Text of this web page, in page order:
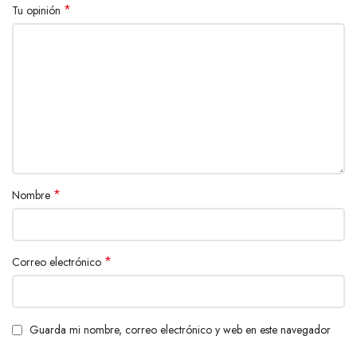
Tu opinión *
Nombre *
Correo electrónico *
Guarda mi nombre, correo electrónico y web en este navegador